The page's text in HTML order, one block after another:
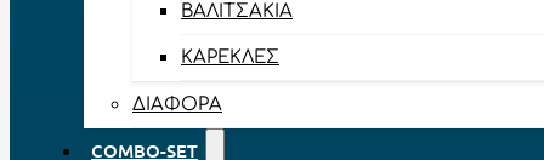
ΒΑΛΙΤΣΆΚΙΑ
ΚΑΡΈΚΛΕΣ
ΔΙΆΦΟΡΑ
COMBO-SET